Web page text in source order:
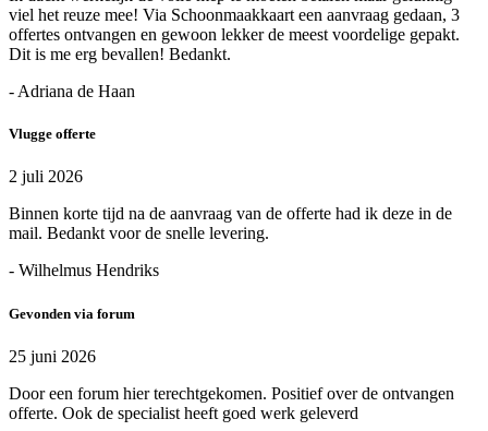
viel het reuze mee! Via Schoonmaakkaart een aanvraag gedaan, 3
offertes ontvangen en gewoon lekker de meest voordelige gepakt.
Dit is me erg bevallen! Bedankt.
- Adriana de Haan
Vlugge offerte
2 juli 2026
Binnen korte tijd na de aanvraag van de offerte had ik deze in de
mail. Bedankt voor de snelle levering.
- Wilhelmus Hendriks
Gevonden via forum
25 juni 2026
Door een forum hier terechtgekomen. Positief over de ontvangen
offerte. Ook de specialist heeft goed werk geleverd